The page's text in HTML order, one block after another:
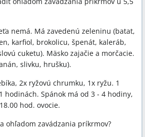
nemá. Má zavedenú zeleninu (batat,
karfiol, brokolicu, špenát, kaleráb,
cuketu). Mäsko zajačie a morčacie.
slivku, hrušku).
2x ryžovú chrumku, 1x ryžu. 1
hodinách. Spánok má od 3 - 4 hodiny,
hod. ovocie.
ohľadom zavádzania príkrmov?